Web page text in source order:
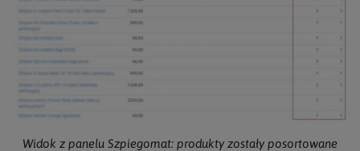
Widok z panelu Szpiegomat: produkty zostały posortowane